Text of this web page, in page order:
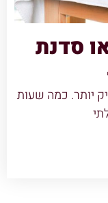
סדנת
יותר. כמה שעות